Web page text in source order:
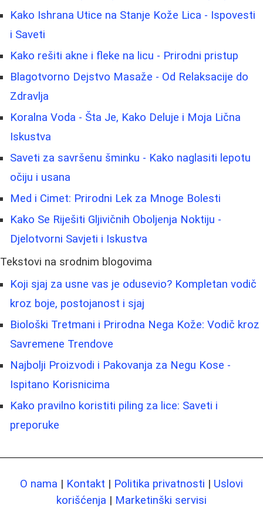
Kako Ishrana Utice na Stanje Kože Lica - Ispovesti
i Saveti
Kako rešiti akne i fleke na licu - Prirodni pristup
Blagotvorno Dejstvo Masaže - Od Relaksacije do
Zdravlja
Koralna Voda - Šta Je, Kako Deluje i Moja Lična
Iskustva
Saveti za savršenu šminku - Kako naglasiti lepotu
očiju i usana
Med i Cimet: Prirodni Lek za Mnoge Bolesti
Kako Se Riješiti Gljivičnih Oboljenja Noktiju -
Djelotvorni Savjeti i Iskustva
Tekstovi na srodnim blogovima
Koji sjaj za usne vas je odusevio? Kompletan vodič
kroz boje, postojanost i sjaj
Biološki Tretmani i Prirodna Nega Kože: Vodič kroz
Savremene Trendove
Najbolji Proizvodi i Pakovanja za Negu Kose -
Ispitano Korisnicima
Kako pravilno koristiti piling za lice: Saveti i
preporuke
O nama | Kontakt | Politika privatnosti | Uslovi
korišćenja | Marketinški servisi